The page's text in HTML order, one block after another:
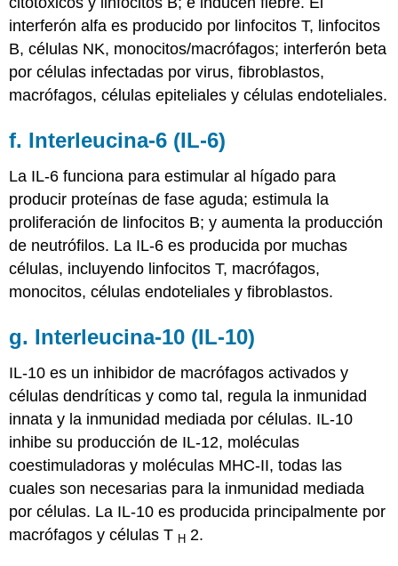
interferón alfa es producido por linfocitos T, linfocitos
B, células NK, monocitos/macrófagos; interferón beta
por células infectadas por virus, fibroblastos,
macrófagos, células epiteliales y células endoteliales.
f. Interleucina-6 (IL-6)
La IL-6 funciona para estimular al hígado para
producir proteínas de fase aguda; estimula la
proliferación de linfocitos B; y aumenta la producción
de neutrófilos. La IL-6 es producida por muchas
células, incluyendo linfocitos T, macrófagos,
monocitos, células endoteliales y fibroblastos.
g. Interleucina-10 (IL-10)
IL-10 es un inhibidor de macrófagos activados y
células dendríticas y como tal, regula la inmunidad
innata y la inmunidad mediada por células. IL-10
inhibe su producción de IL-12, moléculas
coestimuladoras y moléculas MHC-II, todas las
cuales son necesarias para la inmunidad mediada
por células. La IL-10 es producida principalmente por
macrófagos y células T H 2.